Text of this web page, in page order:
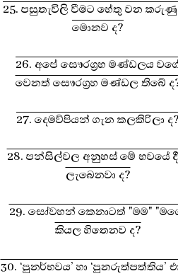
25. පසුතැවිලි වීමට හේතු වන කරුණු
මොනව ද?
26. අපේ සෞරග්‍රහ මණ්ඩලය
වෙනත් සෞරග්‍රහ මණ්ඩල තිබේ
27. දෙමව්පියන් ගැන කලකිරිලා ද?
28. පන්සිල්වල අනුහස් මේ භවයේ
ලැබෙනවා ද?
29. සෝවහන් කෙනාටත් "මම"
කියල හිතෙනව ද?
30. ‘පුනර්භවය’ හා ‘පුනරුත්පත්තිය’